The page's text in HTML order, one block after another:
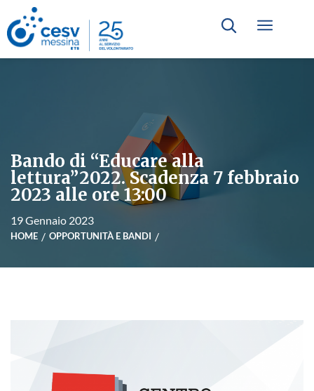
Bando di “Educare alla
lettura”2022. Scadenza 7 febbraio
2023 alle ore 13:00
19 Gennaio 2023
HOME OPPORTUNITÀ E BANDI